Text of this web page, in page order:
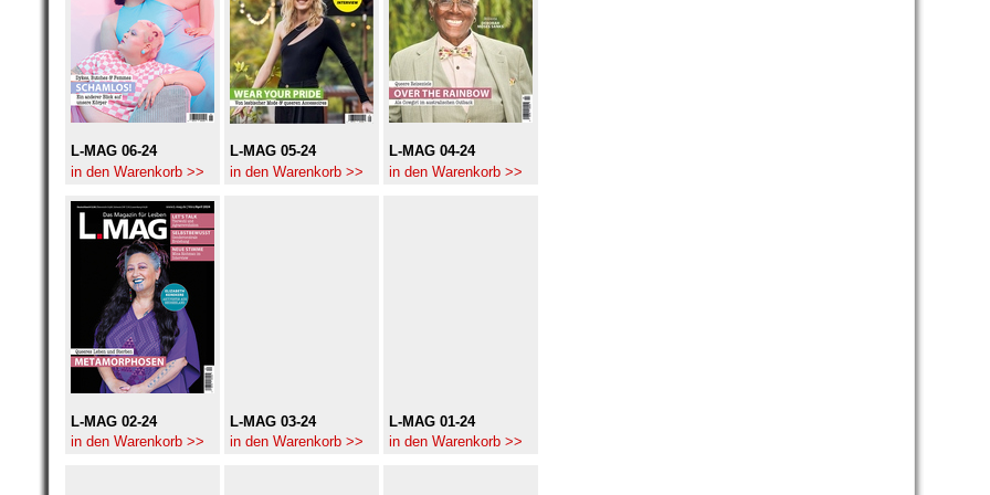
L-MAG 06-24
in den Warenkorb >>
L-MAG 05-24
in den Warenkorb >>
L-MAG 04-24
in den Warenkorb >>
L-MAG 02-24
in den Warenkorb >>
L-MAG 03-24
in den Warenkorb >>
L-MAG 01-24
in den Warenkorb >>